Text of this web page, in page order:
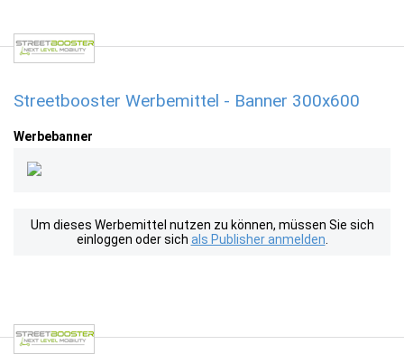
Streetbooster Werbemittel - Banner 300x600
Werbebanner
Um dieses Werbemittel nutzen zu können, müssen Sie sich
einloggen oder sich als Publisher anmelden